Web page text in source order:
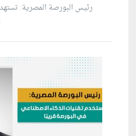
رئيس البورصة المصرية: